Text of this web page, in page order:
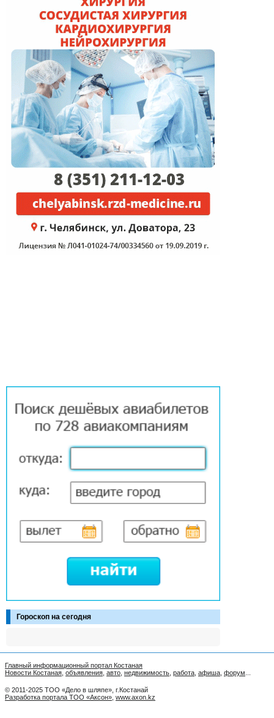
Гороскоп на сегодня
Главный информационный портал Костаная
Новости Костаная объявления авто недвижимость работа афиша форум
© 2011-2025 ТОО «Дело в шляпе», г.Костанай
Разработка портала ТОО «Аксон» www.axon.kz